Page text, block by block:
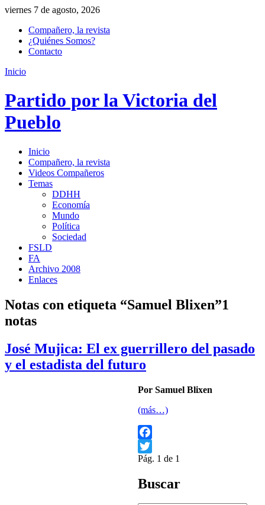
viernes 7 de agosto, 2026
Compañero, la revista
¿Quiénes Somos?
Contacto
Inicio
Partido por la Victoria del
Pueblo
Inicio
Compañero, la revista
Videos Compañeros
Temas
DDHH
Economía
Mundo
Política
Sociedad
FSLD
FA
Archivo 2008
Enlaces
Notas con etiqueta “Samuel Blixen”1
notas
José Mujica: El ex guerrillero del pasado
y el estadista del futuro
Por Samuel Blixen
(más…)
Facebook
Twitter
Pág. 1 de 1
Buscar